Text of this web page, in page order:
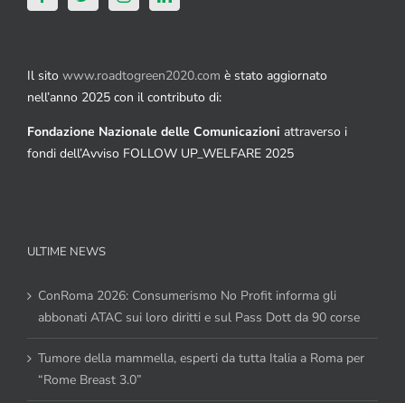
Il sito www.roadtogreen2020.com è stato aggiornato
nell’anno 2025 con il contributo di:
Fondazione Nazionale delle Comunicazioni attraverso i
fondi dell’Avviso FOLLOW UP_WELFARE 2025
ULTIME NEWS
ConRoma 2026: Consumerismo No Profit informa gli
abbonati ATAC sui loro diritti e sul Pass Dott da 90 corse
Tumore della mammella, esperti da tutta Italia a Roma per
“Rome Breast 3.0”